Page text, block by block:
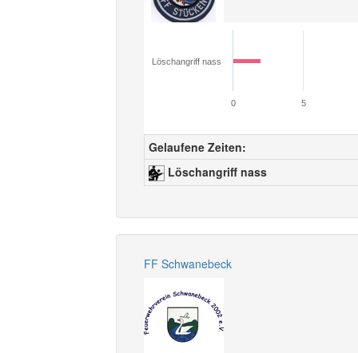
Löschangriff nass
0 5
Gelaufene Zeiten:
Löschangriff nass
FF Schwanebeck